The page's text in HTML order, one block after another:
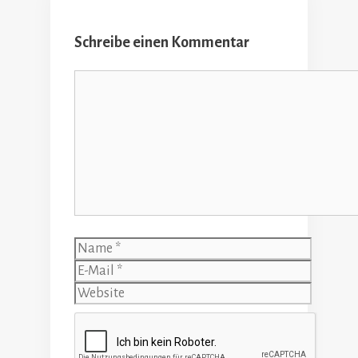
Schreibe einen Kommentar
Name
E-
Mail
Website